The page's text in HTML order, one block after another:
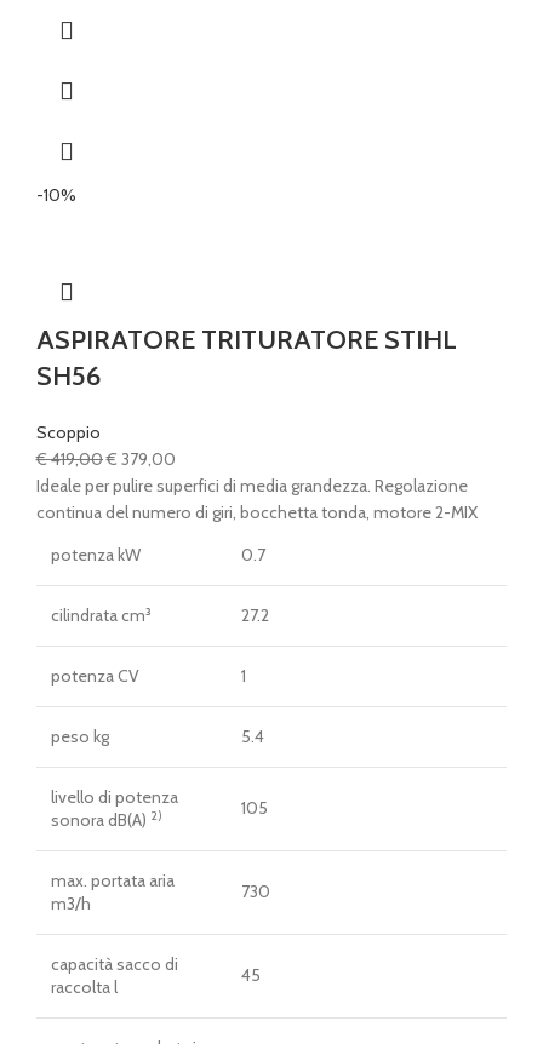
-10%
ASPIRATORE TRITURATORE STIHL
SH56
Scoppio
€419,00Il
prezzo
originale
€ 419,00.
€ 379,00
prezzo
attuale
€ 379,00.
Ideale per pulire superfici di media grandezza. Regolazione
continua del numero di giri, bocchetta tonda, motore 2-MIX
potenza kW
0.7
cilindrata cm³ 27.2
potenza CV 1
peso kg 5.4
livello di potenza
sonora dB(A) 2) 105
max. portata aria
m3/h
730
capacità sacco di
raccolta l
45